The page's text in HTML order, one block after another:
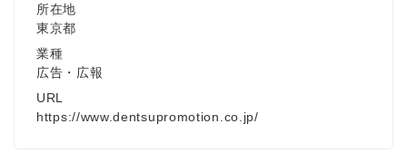
所在地
東京都
業種
広告・広報
URL
https://www.dentsupromotion.co.jp/